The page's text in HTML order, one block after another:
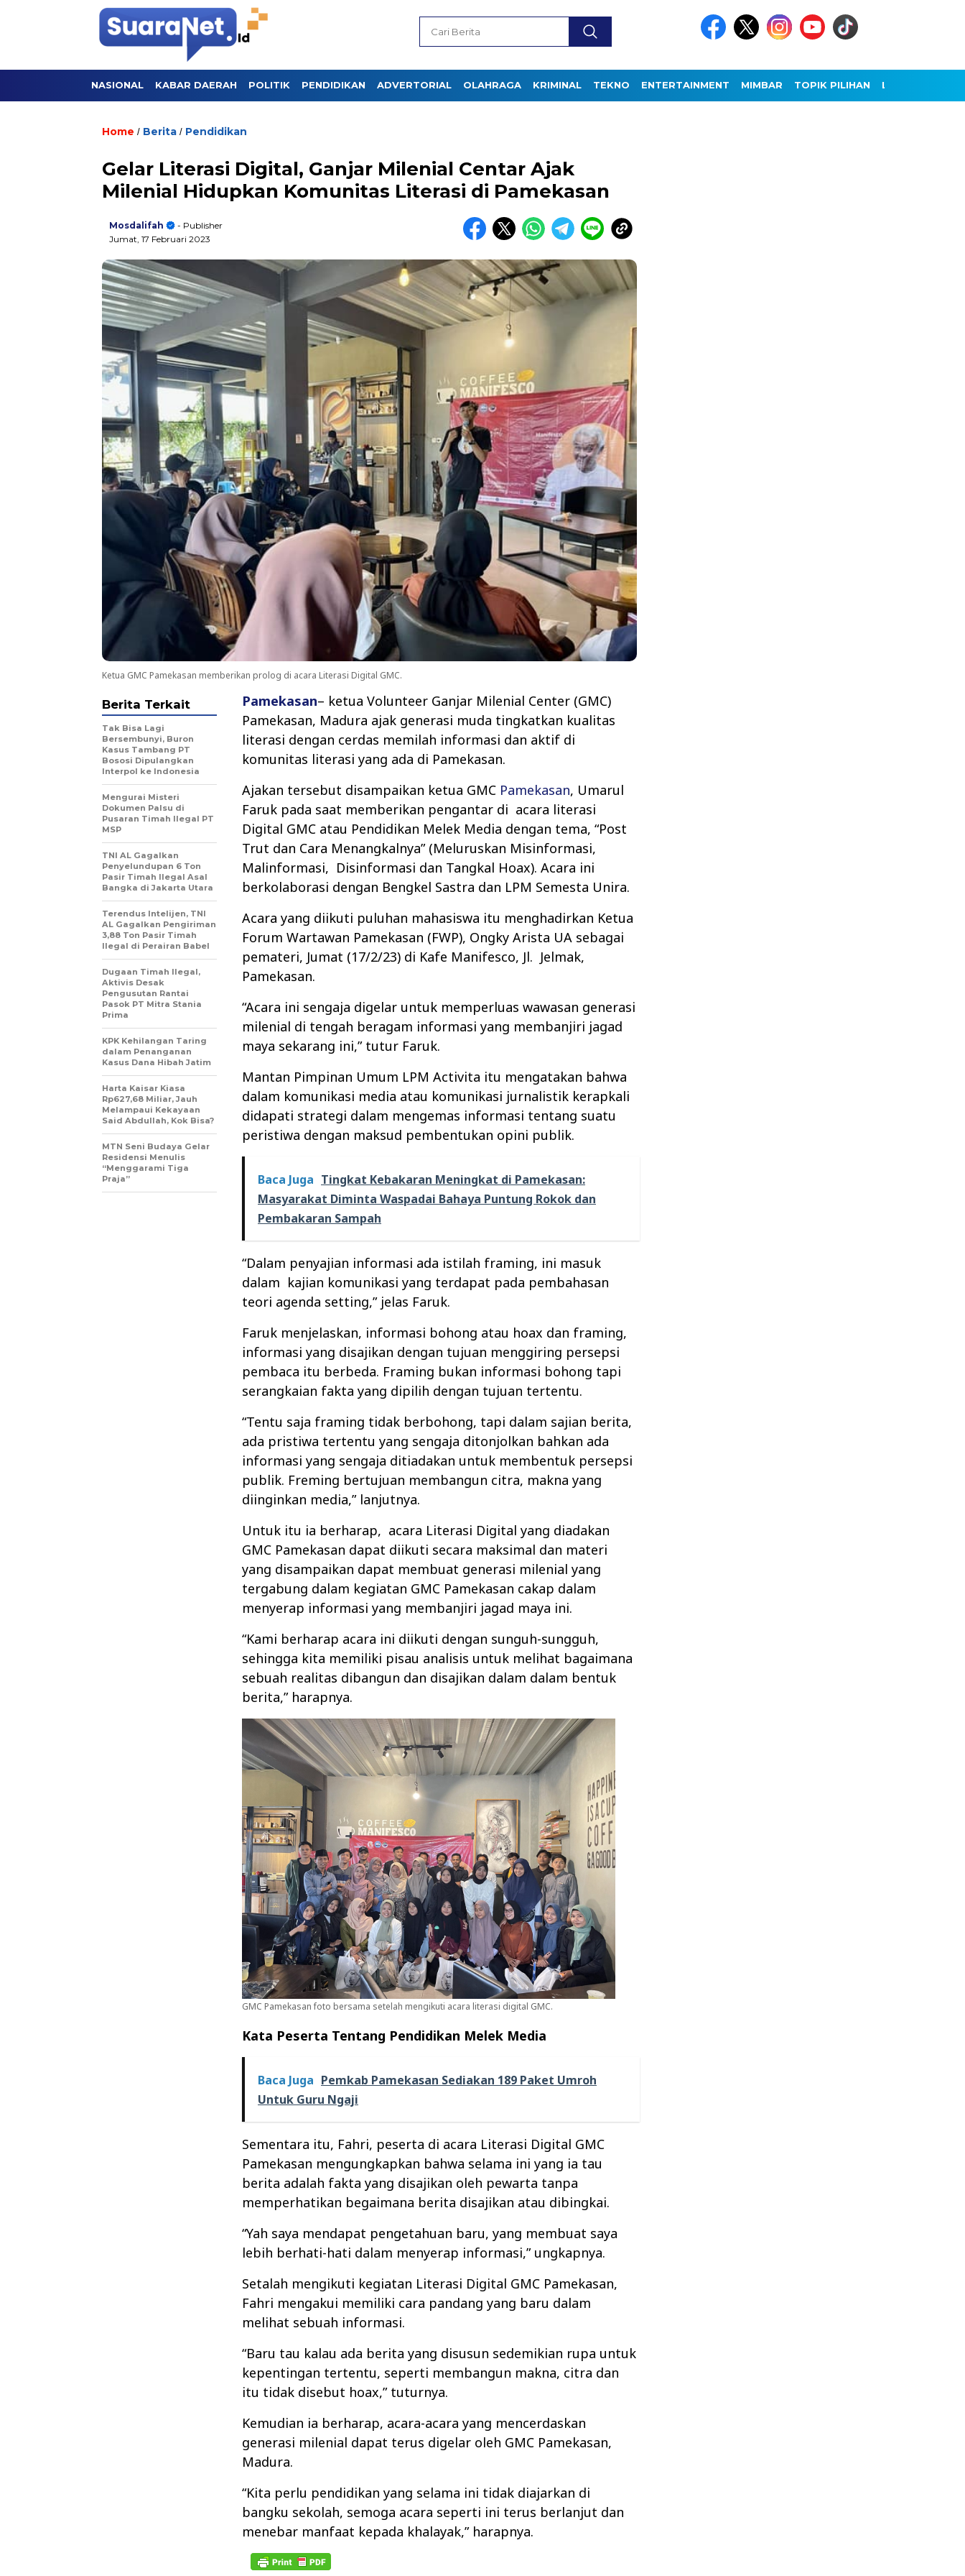
NASIONAL KABAR DAERAH POLITIK PENDIDIKAN ADVERTORIAL OLAHRAGA KRIMINAL TEKNO ENTERTAINMENT MIMBAR TOPIK PILIHAN LAINNYA
Home / Berita / Pendidikan
Gelar Literasi Digital, Ganjar Milenial Centar Ajak
Milenial Hidupkan Komunitas Literasi di Pamekasan
Mosdalifah
- Publisher
Jumat, 17 Februari 2023
Ketua GMC Pamekasan memberikan prolog di acara Literasi Digital GMC.
Pamekasan– ketua Volunteer Ganjar Milenial Center (GMC)
Pamekasan, Madura ajak generasi muda tingkatkan kualitas
literasi dengan cerdas memilah informasi dan aktif di
komunitas literasi yang ada di Pamekasan.
Ajakan tersebut disampaikan ketua GMC Pamekasan, Umarul
Faruk pada saat memberikan pengantar di acara literasi
Digital GMC atau Pendidikan Melek Media dengan tema, “Post
Trut dan Cara Menangkalnya” (Meluruskan Misinformasi,
Malinformasi, Disinformasi dan Tangkal Hoax). Acara ini
berkolaborasi dengan Bengkel Sastra dan LPM Semesta Unira.
Acara yang diikuti puluhan mahasiswa itu menghadirkan Ketua
Forum Wartawan Pamekasan (FWP), Ongky Arista UA sebagai
pemateri, Jumat (17/2/23) di Kafe Manifesco, Jl. Jelmak,
Pamekasan.
“Acara ini sengaja digelar untuk memperluas wawasan generasi
milenial di tengah beragam informasi yang membanjiri jagad
maya sekarang ini,” tutur Faruk.
Mantan Pimpinan Umum LPM Activita itu mengatakan bahwa
dalam komunikasi media atau komunikasi jurnalistik kerapkali
didapati strategi dalam mengemas informasi tentang suatu
peristiwa dengan maksud pembentukan opini publik.
Baca Juga Tingkat Kebakaran Meningkat di Pamekasan:
Masyarakat Diminta Waspadai Bahaya Puntung Rokok dan
Pembakaran Sampah
“Dalam penyajian informasi ada istilah framing, ini masuk
dalam kajian komunikasi yang terdapat pada pembahasan
teori agenda setting,” jelas Faruk.
Faruk menjelaskan, informasi bohong atau hoax dan framing,
informasi yang disajikan dengan tujuan menggiring persepsi
pembaca itu berbeda. Framing bukan informasi bohong tapi
serangkaian fakta yang dipilih dengan tujuan tertentu.
“Tentu saja framing tidak berbohong, tapi dalam sajian berita,
ada pristiwa tertentu yang sengaja ditonjolkan bahkan ada
informasi yang sengaja ditiadakan untuk membentuk persepsi
publik. Freming bertujuan membangun citra, makna yang
diinginkan media,” lanjutnya.
Untuk itu ia berharap, acara Literasi Digital yang diadakan
GMC Pamekasan dapat diikuti secara maksimal dan materi
yang disampaikan dapat membuat generasi milenial yang
tergabung dalam kegiatan GMC Pamekasan cakap dalam
menyerap informasi yang membanjiri jagad maya ini.
“Kami berharap acara ini diikuti dengan sunguh-sungguh,
sehingga kita memiliki pisau analisis untuk melihat bagaimana
sebuah realitas dibangun dan disajikan dalam dalam bentuk
berita,” harapnya.
GMC Pamekasan foto bersama setelah mengikuti acara literasi digital GMC.
Kata Peserta Tentang Pendidikan Melek Media
Baca Juga Pemkab Pamekasan Sediakan 189 Paket Umroh
Untuk Guru Ngaji
Sementara itu, Fahri, peserta di acara Literasi Digital GMC
Pamekasan mengungkapkan bahwa selama ini yang ia tau
berita adalah fakta yang disajikan oleh pewarta tanpa
memperhatikan begaimana berita disajikan atau dibingkai.
“Yah saya mendapat pengetahuan baru, yang membuat saya
lebih berhati-hati dalam menyerap informasi,” ungkapnya.
Setalah mengikuti kegiatan Literasi Digital GMC Pamekasan,
Fahri mengakui memiliki cara pandang yang baru dalam
melihat sebuah informasi.
“Baru tau kalau ada berita yang disusun sedemikian rupa untuk
kepentingan tertentu, seperti membangun makna, citra dan
itu tidak disebut hoax,” tuturnya.
Kemudian ia berharap, acara-acara yang mencerdaskan
generasi milenial dapat terus digelar oleh GMC Pamekasan,
Madura.
“Kita perlu pendidikan yang selama ini tidak diajarkan di
bangku sekolah, semoga acara seperti ini terus berlanjut dan
menebar manfaat kepada khalayak,” harapnya.
Berita Terkait
Tak Bisa Lagi
Bersembunyi, Buron
Kasus Tambang PT
Bososi Dipulangkan
Interpol ke Indonesia
Mengurai Misteri
Dokumen Palsu di
Pusaran Timah Ilegal PT
MSP
TNI AL Gagalkan
Penyelundupan 6 Ton
Pasir Timah Ilegal Asal
Bangka di Jakarta Utara
Terendus Intelijen, TNI
AL Gagalkan Pengiriman
3,88 Ton Pasir Timah
Ilegal di Perairan Babel
Dugaan Timah Ilegal,
Aktivis Desak
Pengusutan Rantai
Pasok PT Mitra Stania
Prima
KPK Kehilangan Taring
dalam Penanganan
Kasus Dana Hibah Jatim
Harta Kaisar Kiasa
Rp627,68 Miliar, Jauh
Melampaui Kekayaan
Said Abdullah, Kok Bisa?
MTN Seni Budaya Gelar
Residensi Menulis
“Menggarami Tiga
Praja”